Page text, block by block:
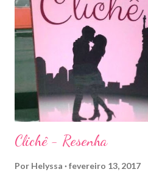
de Ardalan. Todos têm uma missão
ainda um pouco indefinida. Aelin
Rei e segue com sua corte para
lar, Terrasen. Com um novo rei no
ser Mão do Rei de Ardalan, e
Guarda. Entret...
Clichê - Resenha
Por Helyssa fevereiro 13, 2017